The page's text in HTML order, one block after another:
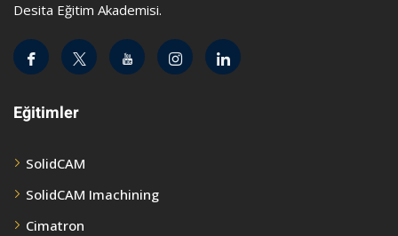
Desita Eğitim Akademisi.
Eğitimler
SolidCAM
SolidCAM Imachining
Cimatron